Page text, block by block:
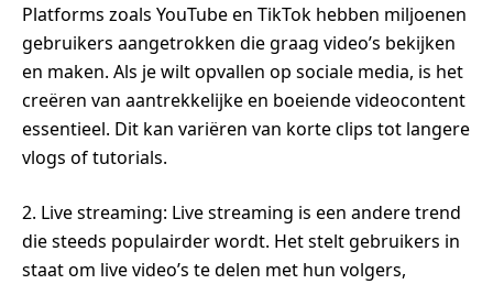
Platforms zoals YouTube en TikTok hebben miljoenen
gebruikers aangetrokken die graag video’s bekijken
en maken. Als je wilt opvallen op sociale media, is het
creëren van aantrekkelijke en boeiende videocontent
essentieel. Dit kan variëren van korte clips tot langere
vlogs of tutorials.
2. Live streaming: Live streaming is een andere trend
die steeds populairder wordt. Het stelt gebruikers in
staat om live video’s te delen met hun volgers,